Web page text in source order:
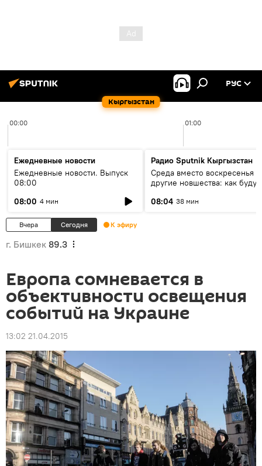
Кыргызстан
РУС
00:00 01:00
Ежедневные новости
Ежедневные новости. Выпуск
08:00
08:00 4 мин
Радио Sputnik Кыргызстан
Среда вместо воскресенья и
другие новшества: как будут
08:04 38 мин
Вчера Сегодня К эфиру
г. Бишкек 89.3
Европа сомневается в
объективности освещения
событий на Украине
13:02 21.04.2015